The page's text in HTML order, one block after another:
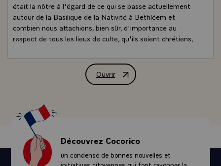
était la nôtre à l'égard de ce qui se passe actuellement
autour de la Basilique de la Nativité à Bethléem et
combien nous attachions, bien sûr, d'importance au
respect de tous les lieux de culte, qu'ils soient chrétiens,
d'autre voie que la paix. Qu'Israël, je l'ai déjà dit, ne
trouverait pas sa sécurité par la force, pas plus que les
le terrorisme. Que le peuple israélien et le peuple
palestinien, par leur histoire, par leur géographie, ne
trouveraient la solution à ce problème que dans la paix,
étaient condamnés non pas à la guerre mais à la paix.
Je le dis très fortement : il faut cesser cette violence. Ce
n'est pas une solution politique. Seul le retour à la
Ouvrir
Déclaration à la presse de M.
Découvrez Cocorico
un condensé de bonnes nouvelles et